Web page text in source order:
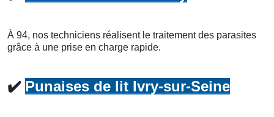
À 94, nos techniciens réalisent le traitement des parasites
grâce à une prise en charge rapide.
✔️ Punaises de lit Ivry-sur-Seine